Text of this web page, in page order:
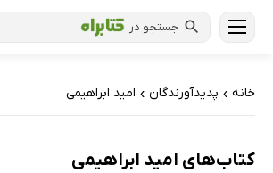
جستجو در
خانه › پدیدآورندگان › امید ابراهیمی
کتاب‌های امید ابراهیمی